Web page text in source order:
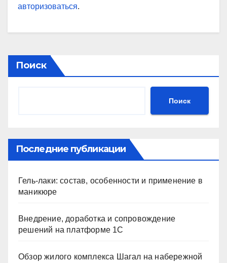
авторизоваться.
Поиск
Поиск
Последние публикации
Гель-лаки: состав, особенности и применение в
маникюре
Внедрение, доработка и сопровождение
решений на платформе 1С
Обзор жилого комплекса Шагал на набережной